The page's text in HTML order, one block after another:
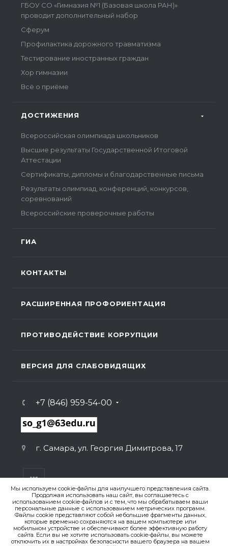
Мы используем cookie-файлы для наилучшего представления сайта.
Продолжая использовать наш сайт, вы соглашаетесь с
использованием cookie-файлов и с тем, что мы обрабатываем ваши
персональные данные с использованием метрических программ.
Файлы cookie представляют собой небольшие фрагменты данных,
которые временно сохраняются на вашем компьютере или
мобильном устройстве и обеспечивают более эффективную работу
сайта. Если вы не хотите использовать cookie-файлы, вы можете
отключить их в настройках безопасности вашего браузера на вашем
ГБОУ СО «Гимназия №1 (Базовая школа РАН)»
проводит дополнительный набор
Сферум
Профилактика дорожного травматизма
Тестирование иностранных граждан
Хор гимназии
Всё о приёме
ДОСТИЖЕНИЯ
Всероссийская олимпиада школьников
Высшие результаты Государственной Итоговой
Аттестации
Сертификаты, дипломы и благодарственные письма
Результаты олимпиад, конференций, конкурсов,
соревнований
Всероссийские проверочные работы
ГИА
КОНТАКТЫ
РАСШИРЕННАЯ ПРОФОРИЕНТАЦИЯ
ПРОТИВОДЕЙСТВИЕ КОРРУПЦИИ
ВЕРСИЯ ДЛЯ СЛАБОВИДЯЩИХ
+7 (846) 959-54-00
г. Самара, ул. Георгия Димитрова, 17
ВЕРСИЯ ДЛЯ ПЕЧАТИ
ПОЛИТИКА КОНФИДЕНЦИАЛЬНОСТИ